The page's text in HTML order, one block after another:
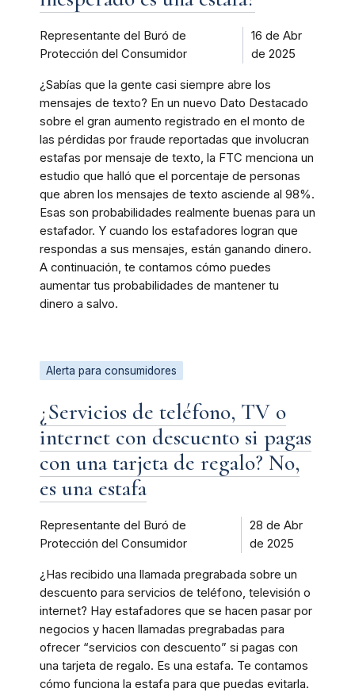
Representante del Buró de
Protección del Consumidor
16 de Abr
de 2025
¿Sabías que la gente casi siempre abre los
mensajes de texto? En un nuevo Dato Destacado
sobre el gran aumento registrado en el monto de
las pérdidas por fraude reportadas que involucran
estafas por mensaje de texto, la FTC menciona un
estudio que halló que el porcentaje de personas
que abren los mensajes de texto asciende al 98%.
Esas son probabilidades realmente buenas para un
estafador. Y cuando los estafadores logran que
respondas a sus mensajes, están ganando dinero.
A continuación, te contamos cómo puedes
aumentar tus probabilidades de mantener tu
dinero a salvo.
Alerta para consumidores
¿Servicios de teléfono, TV o
internet con descuento si pagas
con una tarjeta de regalo? No,
es una estafa
Representante del Buró de
Protección del Consumidor
28 de Abr
de 2025
¿Has recibido una llamada pregrabada sobre un
descuento para servicios de teléfono, televisión o
internet? Hay estafadores que se hacen pasar por
negocios y hacen llamadas pregrabadas para
ofrecer “servicios con descuento” si pagas con
una tarjeta de regalo. Es una estafa. Te contamos
cómo funciona la estafa para que puedas evitarla.